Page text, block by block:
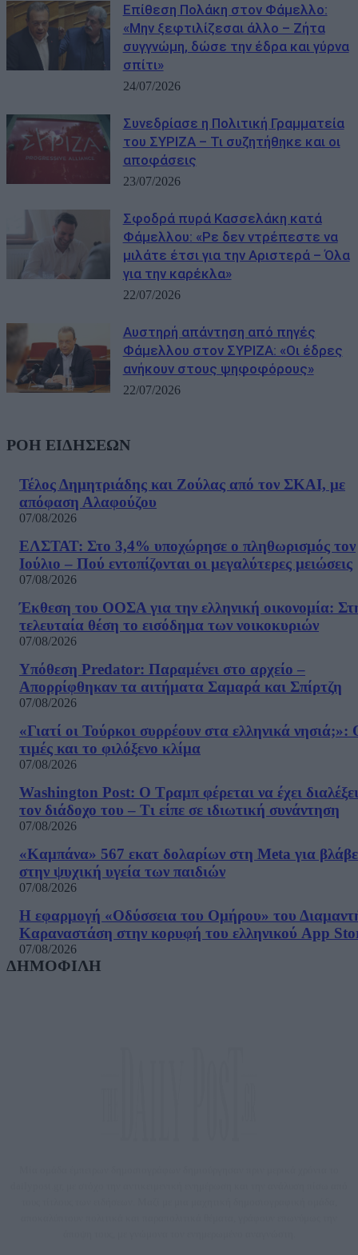
Επίθεση Πολάκη στον Φάμελλο:
«Μην ξεφτιλίζεσαι άλλο – Ζήτα
συγγνώμη, δώσε την έδρα και γύρνα
σπίτι»
24/07/2026
Συνεδρίασε η Πολιτική Γραμματεία
του ΣΥΡΙΖΑ – Τι συζητήθηκε και οι
αποφάσεις
23/07/2026
Σφοδρά πυρά Κασσελάκη κατά
Φάμελλου: «Ρε δεν ντρέπεστε να
μιλάτε έτσι για την Αριστερά – Όλα
για την καρέκλα»
22/07/2026
Αυστηρή απάντηση από πηγές
Φάμελλου στον ΣΥΡΙΖΑ: «Οι έδρες
ανήκουν στους ψηφοφόρους»
22/07/2026
ΡΟΗ ΕΙΔΗΣΕΩΝ
Τέλος Δημητριάδης και Ζούλας από τον ΣΚΑΙ, με
απόφαση Αλαφούζου
07/08/2026
ΕΛΣΤΑΤ: Στο 3,4% υποχώρησε ο πληθωρισμός τον
Ιούλιο – Πού εντοπίζονται οι μεγαλύτερες μειώσεις
07/08/2026
Έκθεση του ΟΟΣΑ για την ελληνική οικονομία:
τελευταία θέση το εισόδημα των νοικοκυριών
07/08/2026
Υπόθεση Predator: Παραμένει στο αρχείο –
Απορρίφθηκαν τα αιτήματα Σαμαρά και Σπίρτζη
07/08/2026
«Γιατί οι Τούρκοι συρρέουν στα ελληνικά νησιά;»:
τιμές και το φιλόξενο κλίμα
07/08/2026
Washington Post: Ο Τραμπ φέρεται να έχει διαλέξει
τον διάδοχο του – Τι είπε σε ιδιωτική συνάντηση
07/08/2026
«Καμπάνα» 567 εκατ δολαρίων στη Meta για
στην ψυχική υγεία των παιδιών
07/08/2026
Η εφαρμογή «Οδύσσεια του Ομήρου» του
Καραναστάση στην κορυφή του ελληνικού App
07/08/2026
ΔΗΜΟΦΙΛΗ